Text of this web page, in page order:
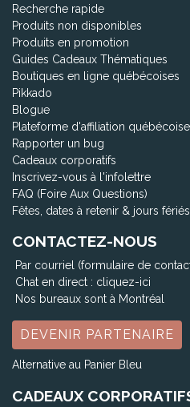
Recherche rapide
Produits non disponibles
Produits en promotion
Guides Cadeaux Thématiques
Boutiques en ligne québécoises
Pikkado
Blogue
Plateforme d'affiliation québécoise
Rapporter un bug
Cadeaux corporatifs
Inscrivez-vous à l'infolettre
FAQ (Foire Aux Questions)
Fêtes, dates à retenir & jours fériés
CONTACTEZ-NOUS
Par courriel (formulaire de
Chat en direct : cliquez-ici
Nos bureaux sont à Montréal
DEVENIR PARTENAIRE
Alternative au Panier Bleu
CADEAUX